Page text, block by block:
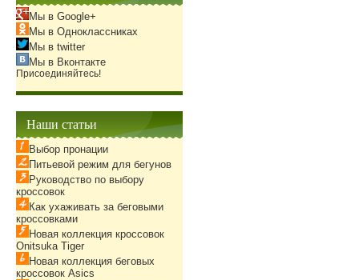
Мы в Google+
Мы в Одноклассниках
Мы в twitter
Мы в Вконтакте
Присоединяйтесь!
Наши статьи
Выбор пронации
Питьевой режим для бегунов
Руководство по выбору
кроссовок
Как ухаживать за беговыми
кроссовками
Новая коллекция кроссовок
Onitsuka Tiger
Новая коллекция беговых
кроссовок Asics